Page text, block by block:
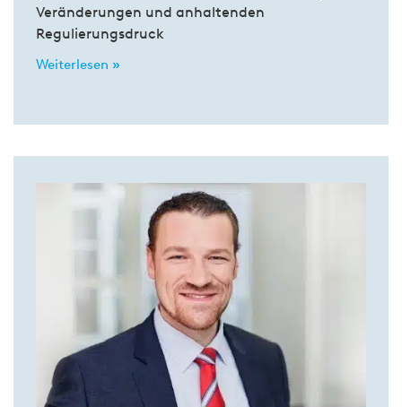
Veränderungen und anhaltenden
Regulierungsdruck
Weiterlesen »